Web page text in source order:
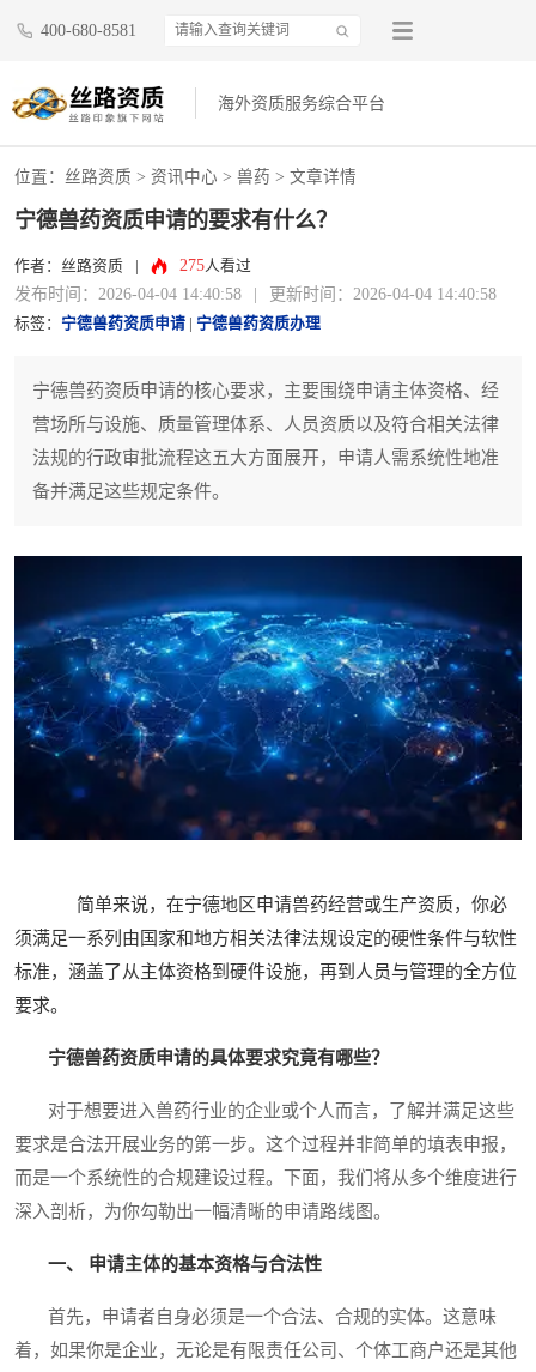
400-680-8581
海外资质服务综合平台
位置： 丝路资质 > 资讯中心 > 兽药 > 文章详情
宁德兽药资质申请的要求有什么？
作者：丝路资质 275人看过
发布时间：2026-04-04 14:40:58 更新时间：2026-04-04 14:40:58
标签： 宁德兽药资质申请 宁德兽药资质办理
宁德兽药资质申请的核心要求，主要围绕申请主体资格、经
营场所与设施、质量管理体系、人员资质以及符合相关法律
法规的行政审批流程这五大方面展开，申请人需系统性地准
备并满足这些规定条件。
简单来说，在宁德地区申请兽药经营或生产资质，你必
须满足一系列由国家和地方相关法律法规设定的硬性条件与软性
标准，涵盖了从主体资格到硬件设施，再到人员与管理的全方位
要求。
宁德兽药资质申请的具体要求究竟有哪些？
对于想要进入兽药行业的企业或个人而言，了解并满足这些
要求是合法开展业务的第一步。这个过程并非简单的填表申报，
而是一个系统性的合规建设过程。下面，我们将从多个维度进行
深入剖析，为你勾勒出一幅清晰的申请路线图。
一、 申请主体的基本资格与合法性
首先，申请者自身必须是一个合法、合规的实体。这意味
着，如果你是企业，无论是有限责任公司、个体工商户还是其他